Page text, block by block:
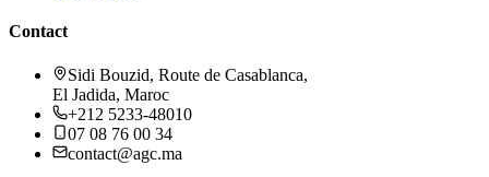
Contact
Sidi Bouzid, Route de Casablanca,
El Jadida, Maroc
+212 5233-48010
07 08 76 00 34
contact@agc.ma